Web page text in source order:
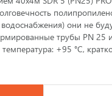
они не
трубы PN
+95 °С,